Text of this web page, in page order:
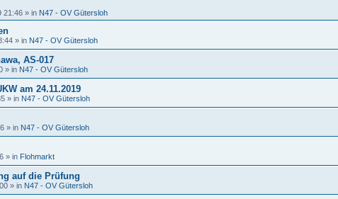
21:46 » in N47 - OV Gütersloh
» in N47 - OV Gütersloh
AS-017
» in N47 - OV Gütersloh
am 24.11.2019
» in N47 - OV Gütersloh
» in N47 - OV Gütersloh
» in Flohmarkt
auf die Prüfung
» in N47 - OV Gütersloh